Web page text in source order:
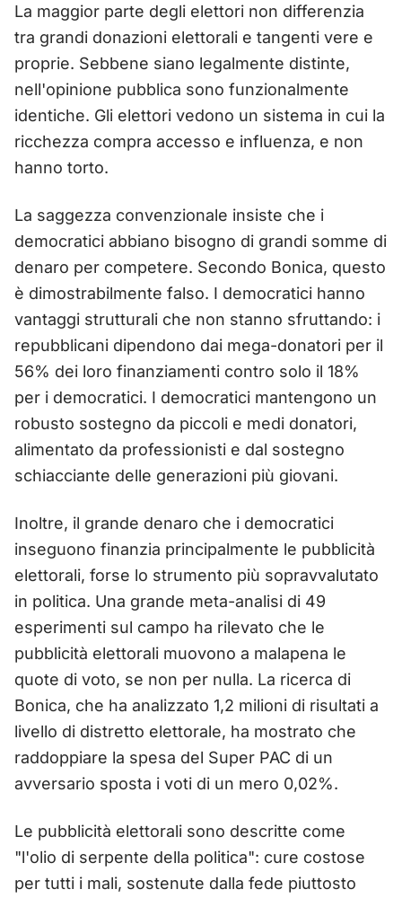
La maggior parte degli elettori non differenzia
tra grandi donazioni elettorali e tangenti vere e
proprie. Sebbene siano legalmente distinte,
nell'opinione pubblica sono funzionalmente
identiche. Gli elettori vedono un sistema in cui la
ricchezza compra accesso e influenza, e non
hanno torto.
La saggezza convenzionale insiste che i
democratici abbiano bisogno di grandi somme di
denaro per competere. Secondo Bonica, questo
è dimostrabilmente falso. I democratici hanno
vantaggi strutturali che non stanno sfruttando: i
repubblicani dipendono dai mega-donatori per il
56% dei loro finanziamenti contro solo il 18%
per i democratici. I democratici mantengono un
robusto sostegno da piccoli e medi donatori,
alimentato da professionisti e dal sostegno
schiacciante delle generazioni più giovani.
Inoltre, il grande denaro che i democratici
inseguono finanzia principalmente le pubblicità
elettorali, forse lo strumento più sopravvalutato
in politica. Una grande meta-analisi di 49
esperimenti sul campo ha rilevato che le
pubblicità elettorali muovono a malapena le
quote di voto, se non per nulla. La ricerca di
Bonica, che ha analizzato 1,2 milioni di risultati a
livello di distretto elettorale, ha mostrato che
raddoppiare la spesa del Super PAC di un
avversario sposta i voti di un mero 0,02%.
Le pubblicità elettorali sono descritte come
"l'olio di serpente della politica": cure costose
per tutti i mali, sostenute dalla fede piuttosto